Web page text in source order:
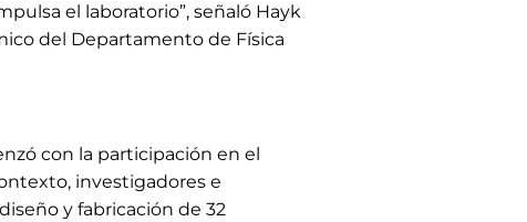
el laboratorio”, señaló Hayk
del Departamento de Física
con la participación en el
investigadores e
y fabricación de 32